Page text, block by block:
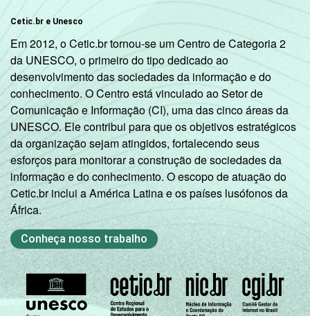
Cetic.br e Unesco
Em 2012, o Cetic.br tornou-se um Centro de Categoria 2
da UNESCO, o primeiro do tipo dedicado ao
desenvolvimento das sociedades da informação e do
conhecimento. O Centro está vinculado ao Setor de
Comunicação e Informação (CI), uma das cinco áreas da
UNESCO. Ele contribui para que os objetivos estratégicos
da organização sejam atingidos, fortalecendo seus
esforços para monitorar a construção de sociedades da
informação e do conhecimento. O escopo de atuação do
Cetic.br inclui a América Latina e os países lusófonos da
África.
Conheça nosso trabalho